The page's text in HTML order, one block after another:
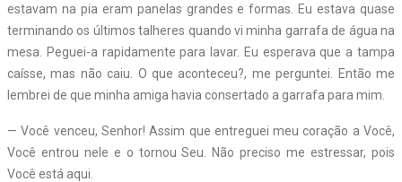
estavam na pia eram panelas grandes e formas. Eu estava quase
terminando os últimos talheres quando vi minha garrafa de água na
mesa. Peguei-a rapidamente para lavar. Eu esperava que a tampa
caísse, mas não caiu. O que aconteceu?, me perguntei. Então me
lembrei de que minha amiga havia consertado a garrafa para mim.
— Você venceu, Senhor! Assim que entreguei meu coração a Você,
Você entrou nele e o tornou Seu. Não preciso me estressar, pois
Você está aqui.